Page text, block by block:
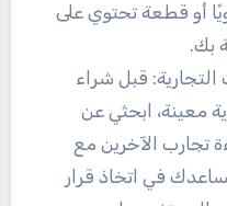
أو قطعة تحتوي على
بك.
قبل شراء
معينة، ابحثي عن
تجارب الآخرين مع
في اتخاذ قرار